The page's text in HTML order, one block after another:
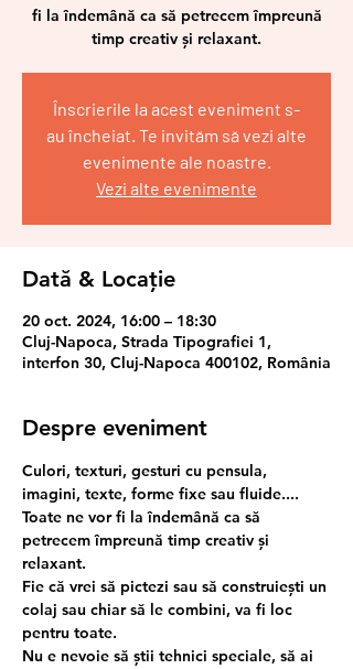
fi la îndemână ca să petrecem împreună
timp creativ și relaxant.
Înscrierile la acest eveniment s-
au încheiat. Te invităm să vezi alte
evenimente ale noastre.
Vezi alte evenimente
Dată & Locație
20 oct. 2024, 16:00 – 18:30
Cluj-Napoca, Strada Tipografiei 1,
interfon 30, Cluj-Napoca 400102, România
Despre eveniment
Culori, texturi, gesturi cu pensula,
imagini, texte, forme fixe sau fluide....
Toate ne vor fi la îndemână ca să
petrecem împreună timp creativ și
relaxant.
Fie că vrei să pictezi sau să construiești un
colaj sau chiar să le combini, va fi loc
pentru toate.
Nu e nevoie să știi tehnici speciale, să ai